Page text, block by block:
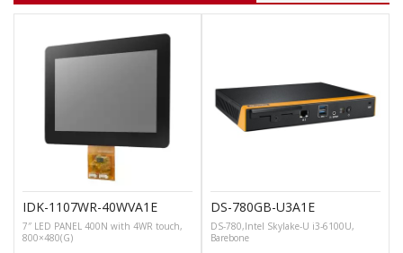
IDK-1107WR-40WVA1E
7″ LED PANEL 400N with 4WR touch,
800×480(G)
DS-780GB-U3A1E
DS-780,Intel Skylake-U i3-6100U,
Barebone